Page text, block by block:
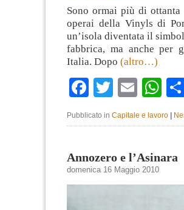
Sono ormai più di
operai della Vinyls di
un’isola diventata il
fabbrica, ma anche per
Italia. Dopo (altro…)
Facebook
Twitter
Email
Pubblicato in Capitale e lavoro |
Annozero e l’Asinara
domenica 16 Maggio 2010